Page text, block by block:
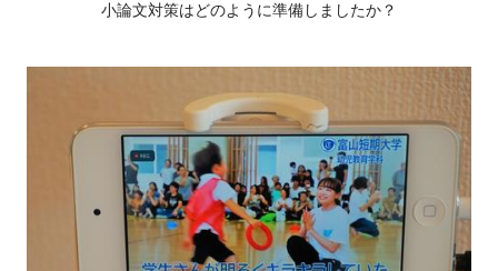
小論文対策はどのように準備しましたか？